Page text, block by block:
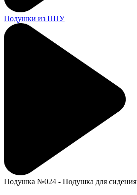
Подушки из ППУ
Подушка №024 - Подушка для сидения